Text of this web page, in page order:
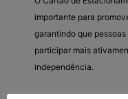
importante para
garantindo que
participar mais
independência.